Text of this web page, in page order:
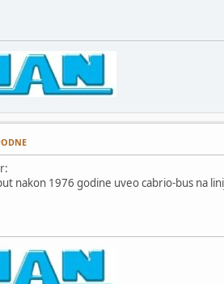
nakon 1976 godine uveo cabrio-bus na